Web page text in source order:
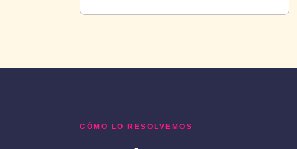
CÓMO LO RESOLVEMOS